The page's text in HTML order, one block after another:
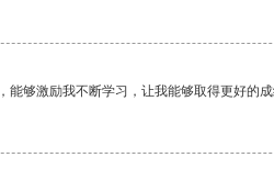
能够激励我不断学习，让我能够取得更好的